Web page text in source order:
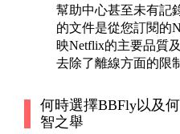
幫助中心甚至未有記
的文件是從您訂閱的
映Netflix的主要品質
去除了離線方面的限
何時選擇BBFly以及
智之舉